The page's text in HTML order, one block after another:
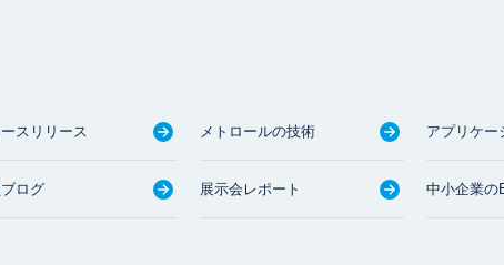
スリリース メトロールの技術 アプリケー
ログ 展示会レポート 中小企業の